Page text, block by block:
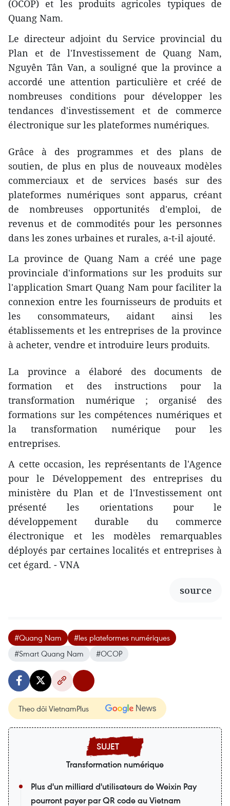
(OCOP) et les produits agricoles typiques de
Quang Nam.
Le directeur adjoint du Service provincial du
Plan et de l'Investissement de Quang Nam,
Nguyên Tân Van, a souligné que la province a
accordé une attention particulière et créé de
nombreuses conditions pour développer les
tendances d'investissement et de commerce
électronique sur les plateformes numériques.
Grâce à des programmes et des plans de
soutien, de plus en plus de nouveaux modèles
commerciaux et de services basés sur des
plateformes numériques sont apparus, créant
de nombreuses opportunités d'emploi, de
revenus et de commodités pour les personnes
dans les zones urbaines et rurales, a-t-il ajouté.
La province de Quang Nam a créé une page
provinciale d'informations sur les produits sur
l'application Smart Quang Nam pour faciliter la
connexion entre les fournisseurs de produits et
les consommateurs, aidant ainsi les
établissements et les entreprises de la province
à acheter, vendre et introduire leurs produits.
La province a élaboré des documents de
formation et des instructions pour la
transformation numérique ; organisé des
formations sur les compétences numériques et
la transformation numérique pour les
entreprises.
A cette occasion, les représentants de l'Agence
pour le Développement des entreprises du
ministère du Plan et de l'Investissement ont
présenté les orientations pour le
développement durable du commerce
électronique et les modèles remarquables
déployés par certaines localités et entreprises à
cet égard. - VNA
source
#Quang Nam
#les plateformes numériques
#Smart Quang Nam
#OCOP
Theo dõi VietnamPlus
Transformation numérique
Plus d'un milliard d'utilisateurs de Weixin Pay
pourront payer par QR code au Vietnam